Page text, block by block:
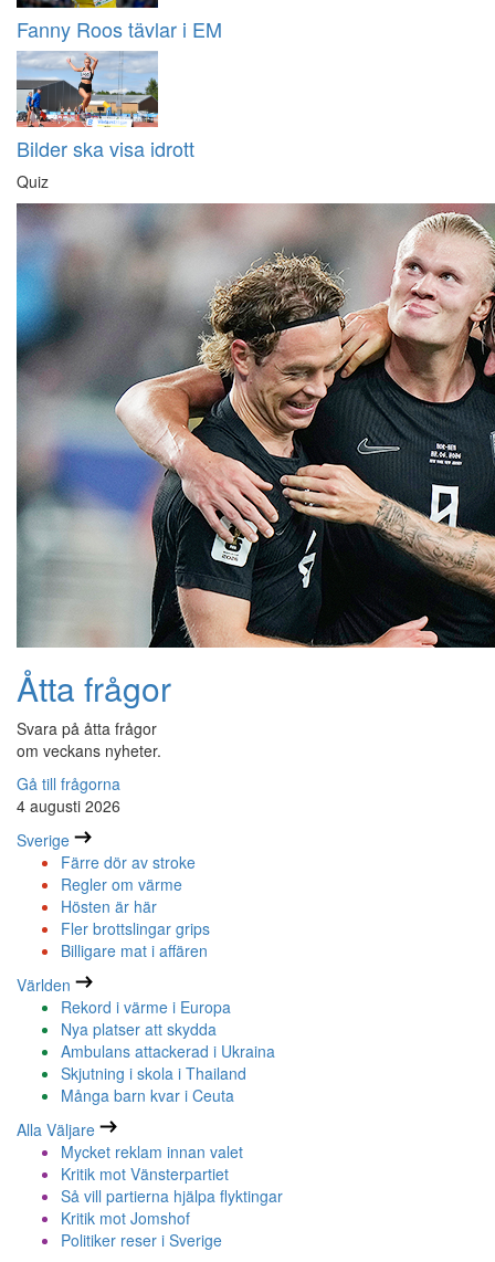
Fanny Roos tävlar i EM
Bilder ska visa idrott
Quiz
Åtta frågor
Svara på åtta frågor
om veckans nyheter.
Gå till frågorna
4 augusti 2026
Sverige
Färre dör av stroke
Regler om värme
Hösten är här
Fler brottslingar grips
Billigare mat i affären
Världen
Rekord i värme i Europa
Nya platser att skydda
Ambulans attackerad i Ukraina
Skjutning i skola i Thailand
Många barn kvar i Ceuta
Alla Väljare
Mycket reklam innan valet
Kritik mot Vänsterpartiet
Så vill partierna hjälpa flyktingar
Kritik mot Jomshof
Politiker reser i Sverige